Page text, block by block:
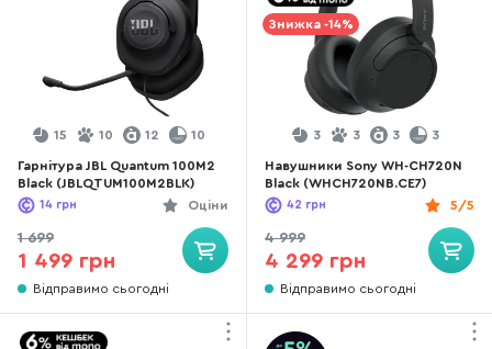
15 10 12 10
Гарнітура JBL Quantum 100M2
Black (JBLQTUM100M2BLK)
Оціни
14 грн
1 699
1 499 грн
Відправимо сьогодні
Знижка -14%
3 3 3 3
Навушники Sony WH-CH720N
Black (WHCH720NB.CE7)
5/5
42 грн
4 999
4 299 грн
Відправимо сьогодні